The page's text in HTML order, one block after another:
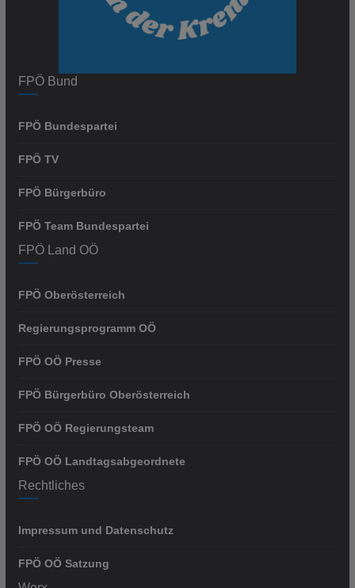
FPÖ Bund
FPÖ Bundespartei
FPÖ TV
FPÖ Bürgerbüro
FPÖ Team Bundespartei
FPÖ Land OÖ
FPÖ Oberösterreich
Regierungsprogramm OÖ
FPÖ OÖ Presse
FPÖ Bürgerbüro Oberösterreich
FPÖ OÖ Regierungsteam
FPÖ OÖ Landtagsabgeordnete
Rechtliches
Impressum und Datenschutz
FPÖ OÖ Satzung